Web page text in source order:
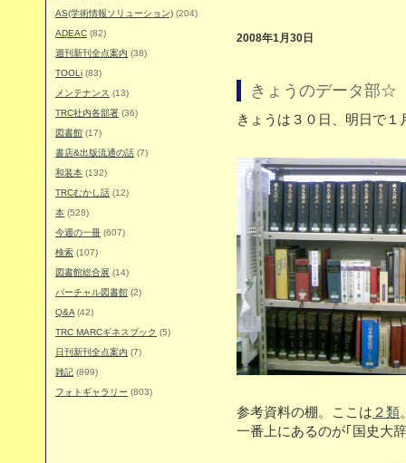
AS(学術情報ソリューション) (204)
ADEAC (82)
週刊新刊全点案内 (38)
TOOLi (83)
メンテナンス (13)
TRC社内各部署 (36)
図書館 (17)
書店&出版流通の話 (7)
和装本 (132)
TRCむかし話 (12)
本 (528)
今週の一冊 (607)
検索 (107)
図書館総合展 (14)
バーチャル図書館 (2)
Q&A (42)
TRC MARCギネスブック (5)
日刊新刊全点案内 (7)
雑記 (899)
フォトギャラリー (803)
2008年1月30日
きょうのデータ部
きょうは３０日、明日で１
参考資料の棚。ここは ２類
一番上にあるのが｢国史大